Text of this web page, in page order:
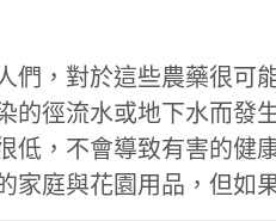
，對於這些農藥很可
的徑流水或地下水而發
低，不會導致有害的健
家庭與花園用品，但